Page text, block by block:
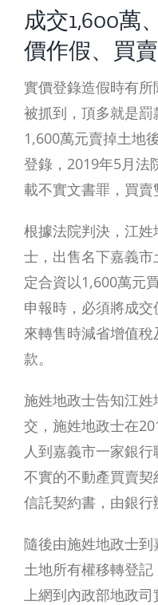
成交1,600萬
價作假、買
實價登錄造假時有
被抓到，頂多就是
1,600萬元賣掉土地
登錄，2019年5月法
載不實文書罪，買賣
根據法院判決，江
士，出售名下嘉義
定合資以1,600萬元
申報時，必須將成
來轉售時減省增值
款。
施姓地政士告知江
交，施姓地政士在
人到嘉義市一家銀
不實的不動產買賣
信託契約書，由銀行
隨後由施姓地政士
土地所有權移轉登
上網到內政部地政